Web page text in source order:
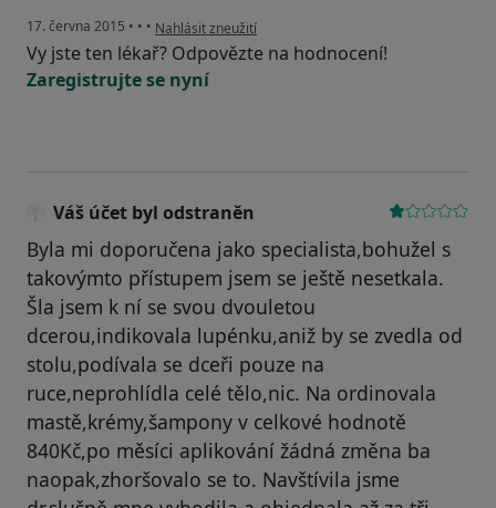
17. června 2015 • • • podle názoru uživatele Váš účet byl odstraněn
Nahlásit zneužití
Vy jste ten lékař? Odpovězte na hodnocení!
Zaregistrujte se nyní
Váš účet byl odstraněn
Byla mi doporučena jako specialista,bohužel s
takovýmto přístupem jsem se ještě nesetkala.
Šla jsem k ní se svou dvouletou
dcerou,indikovala lupénku,aniž by se zvedla od
stolu,podívala se dceři pouze na
ruce,neprohlídla celé tělo,nic. Na ordinovala
mastě,krémy,šampony v celkové hodnotě
840Kč,po měsíci aplikování žádná změna ba
naopak,zhoršovalo se to. Navštívila jsme